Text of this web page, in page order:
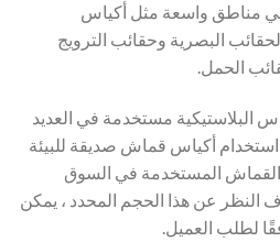
في مناطق واسعة مثل أكياس
البصرية وحقائب الترويج
الحمل.
البلاستيكية مستخدمة في العديد
استخدام أكياس قماش صديقة للبيئة
القماش المستخدمة في السوق
النظر عن هذا الحجم المحدد ، يمكن
لطلب العميل.